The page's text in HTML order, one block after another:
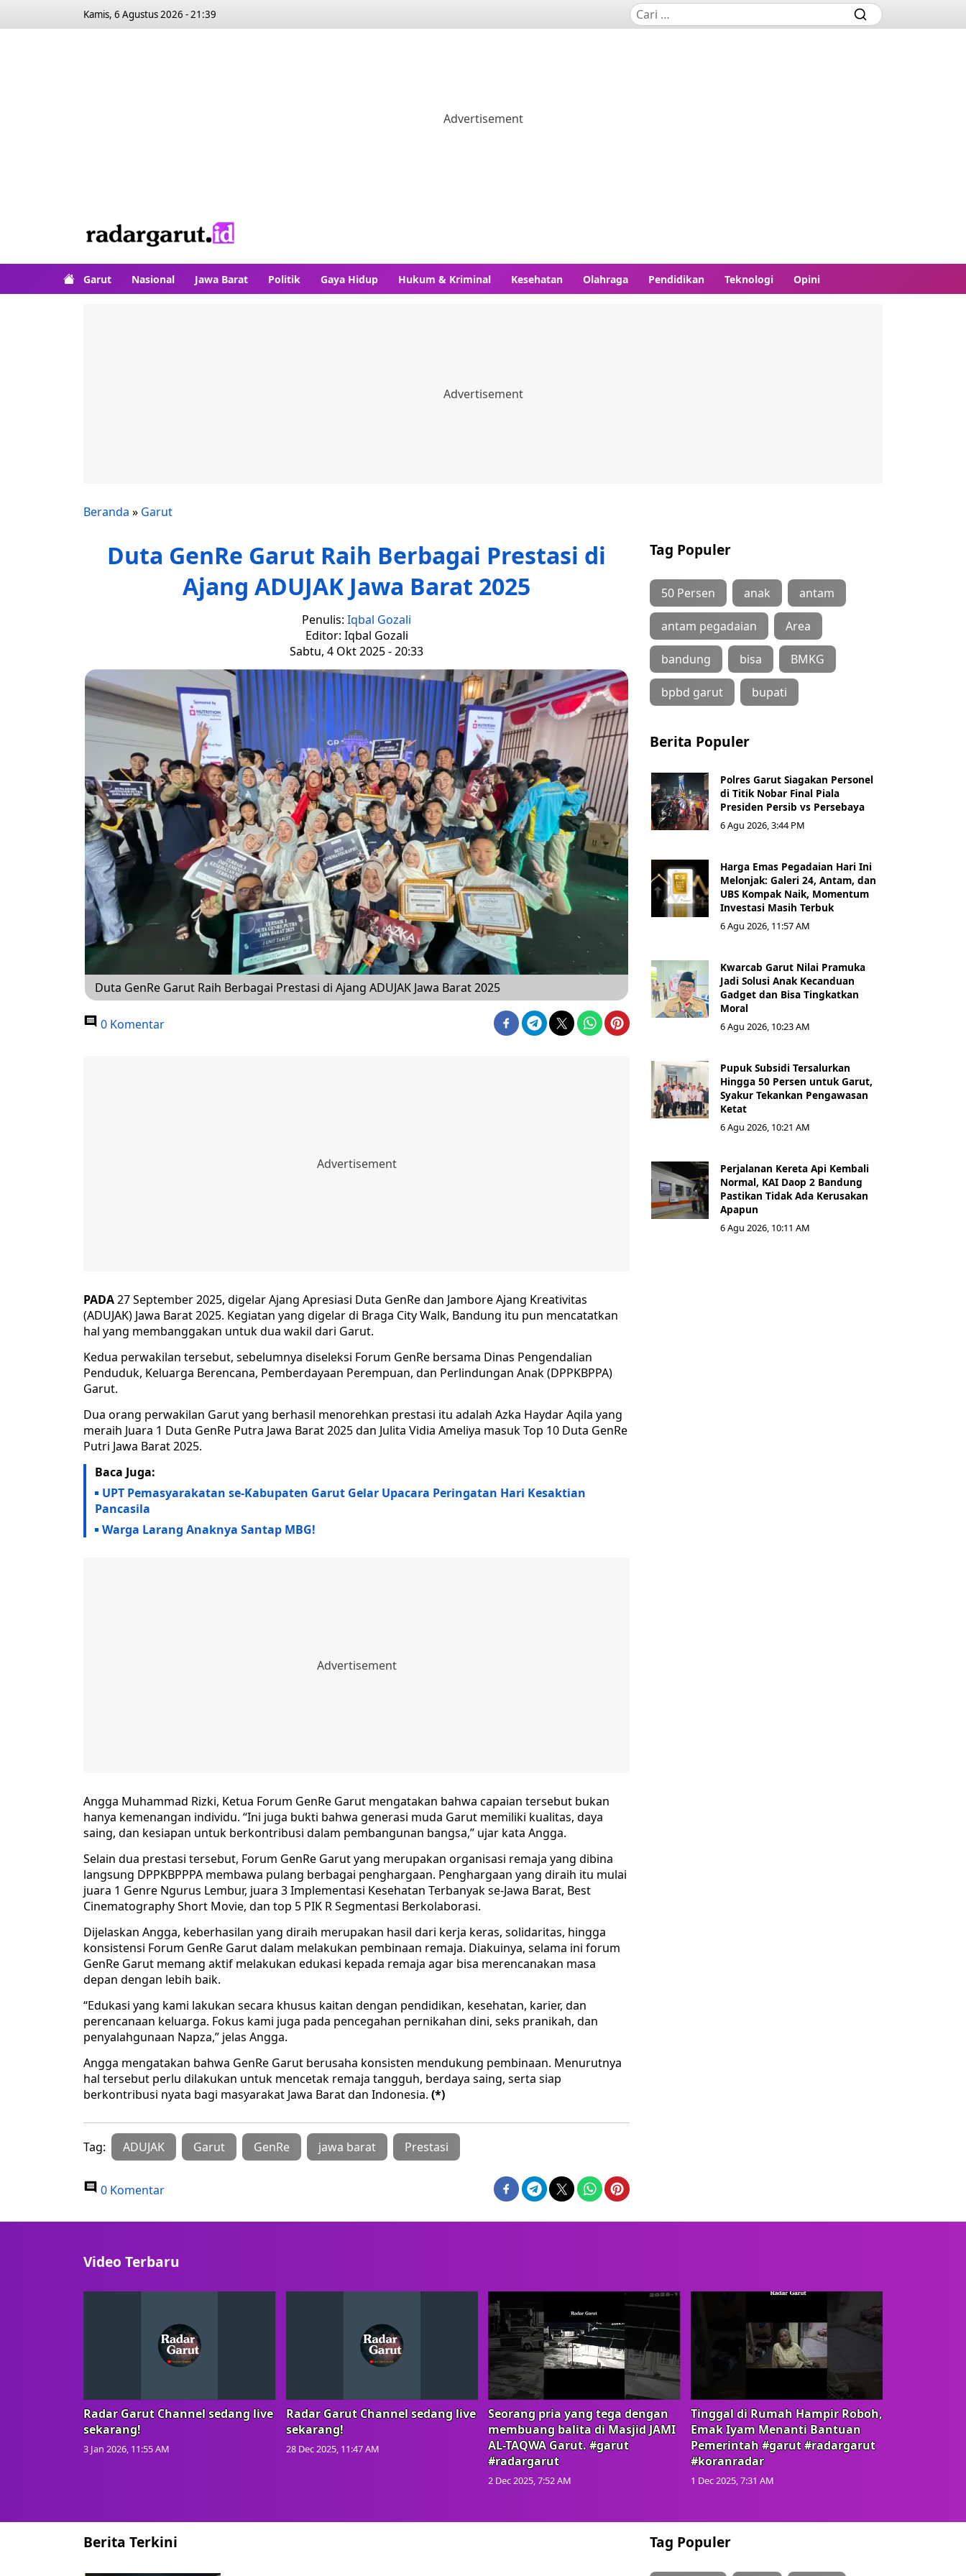
Kamis, 6 Agustus 2026 - 21:39
Garut Nasional Jawa Barat Politik Gaya Hidup Hukum & Kriminal Kesehatan Olahraga Pendidikan Teknologi Opini
Beranda » Garut
Duta GenRe Garut Raih Berbagai Prestasi di
Ajang ADUJAK Jawa Barat 2025
Penulis: Iqbal Gozali
Editor: Iqbal Gozali
Sabtu, 4 Okt 2025 - 20:33
Duta GenRe Garut Raih Berbagai Prestasi di Ajang ADUJAK Jawa Barat 2025
0 Komentar
PADA27 September 2025, digelar Ajang Apresiasi Duta GenRe dan Jambore Ajang Kreativitas
(ADUJAK) Jawa Barat 2025. Kegiatan yang digelar di Braga City Walk, Bandung itu pun mencatatkan
hal yang membanggakan untuk dua wakil dari Garut.
Kedua perwakilan tersebut, sebelumnya diseleksi Forum GenRe bersama Dinas Pengendalian
Penduduk, Keluarga Berencana, Pemberdayaan Perempuan, dan Perlindungan Anak (DPPKBPPA)
Garut.
Dua orang perwakilan Garut yang berhasil menorehkan prestasi itu adalah Azka Haydar Aqila yang
meraih Juara 1 Duta GenRe Putra Jawa Barat 2025 dan Julita Vidia Ameliya masuk Top 10 Duta GenRe
Putri Jawa Barat 2025.
Baca Juga:
UPT Pemasyarakatan se-Kabupaten Garut Gelar Upacara Peringatan Hari Kesaktian
Pancasila
Warga Larang Anaknya Santap MBG!
Angga Muhammad Rizki, Ketua Forum GenRe Garut mengatakan bahwa capaian tersebut bukan
hanya kemenangan individu. “Ini juga bukti bahwa generasi muda Garut memiliki kualitas, daya
saing, dan kesiapan untuk berkontribusi dalam pembangunan bangsa,” ujar kata Angga.
Selain dua prestasi tersebut, Forum GenRe Garut yang merupakan organisasi remaja yang dibina
langsung DPPKBPPPA membawa pulang berbagai penghargaan. Penghargaan yang diraih itu mulai
juara 1 Genre Ngurus Lembur, juara 3 Implementasi Kesehatan Terbanyak se-Jawa Barat, Best
Cinematography Short Movie, dan top 5 PIK R Segmentasi Berkolaborasi.
Dijelaskan Angga, keberhasilan yang diraih merupakan hasil dari kerja keras, solidaritas, hingga
konsistensi Forum GenRe Garut dalam melakukan pembinaan remaja. Diakuinya, selama ini forum
GenRe Garut memang aktif melakukan edukasi kepada remaja agar bisa merencanakan masa
depan dengan lebih baik.
“Edukasi yang kami lakukan secara khusus kaitan dengan pendidikan, kesehatan, karier, dan
perencanaan keluarga. Fokus kami juga pada pencegahan pernikahan dini, seks pranikah, dan
penyalahgunaan Napza,” jelas Angga.
Angga mengatakan bahwa GenRe Garut berusaha konsisten mendukung pembinaan. Menurutnya
hal tersebut perlu dilakukan untuk mencetak remaja tangguh, berdaya saing, serta siap
berkontribusi nyata bagi masyarakat Jawa Barat dan Indonesia. (*)
Tag: ADUJAK Garut GenRe jawa barat Prestasi
0 Komentar
Tag Populer
50 Persen anak antam
antam pegadaian Area
bandung bisa BMKG
bpbd garut bupati
Berita Populer
Polres Garut Siagakan Personel
di Titik Nobar Final Piala
Presiden Persib vs Persebaya
6 Agu 2026, 3:44 PM
Harga Emas Pegadaian Hari Ini
Melonjak: Galeri 24, Antam, dan
UBS Kompak Naik, Momentum
Investasi Masih Terbuk
6 Agu 2026, 11:57 AM
Kwarcab Garut Nilai Pramuka
Jadi Solusi Anak Kecanduan
Gadget dan Bisa Tingkatkan
Moral
6 Agu 2026, 10:23 AM
Pupuk Subsidi Tersalurkan
Hingga 50 Persen untuk Garut,
Syakur Tekankan Pengawasan
Ketat
6 Agu 2026, 10:21 AM
Perjalanan Kereta Api Kembali
Normal, KAI Daop 2 Bandung
Pastikan Tidak Ada Kerusakan
Apapun
6 Agu 2026, 10:11 AM
Video Terbaru
Radar Garut Channel sedang live
sekarang!
3 Jan 2026, 11:55 AM
Radar Garut Channel sedang live
sekarang!
28 Dec 2025, 11:47 AM
Seorang pria yang tega dengan
membuang balita di Masjid JAMI
AL-TAQWA Garut. #garut
#radargarut
2 Dec 2025, 7:52 AM
Tinggal di Rumah Hampir Roboh,
Emak Iyam Menanti Bantuan
Pemerintah #garut #radargarut
#koranradar
1 Dec 2025, 7:31 AM
Berita Terkini Tag Populer